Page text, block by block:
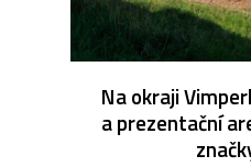
Na okraji
a prezentační